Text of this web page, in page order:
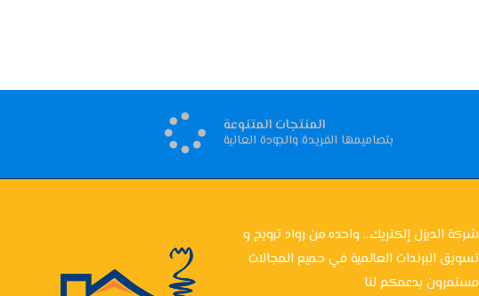
المنتجات المتنوعة
بتصاميمها الفريدة والجودة العالية
شركة الديزل إلكتريك... واحده من رواد ترويج و
تسويق البرندات العالمية في جميع المجالات
مستمرون بدعمكم لنا